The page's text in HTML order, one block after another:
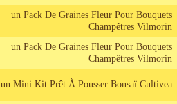
un Pack De Graines Fleur Pour Bouquets
Champêtres Vilmorin
un Pack De Graines Fleur Pour Bouquets
Champêtres Vilmorin
un Mini Kit Prêt À Pousser Bonsaï Cultivea